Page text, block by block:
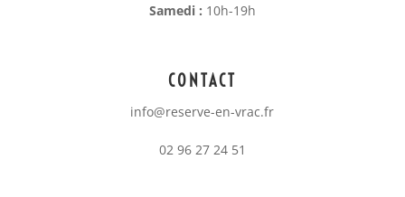
Samedi : 10h-19h
CONTACT
info@reserve-en-vrac.fr
02 96 27 24 51